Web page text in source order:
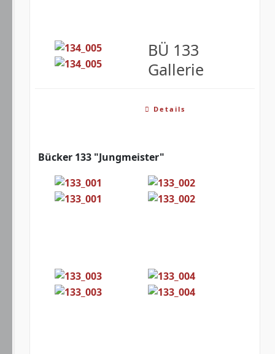
BÜ 133
Gallerie
Details
Bücker 133 "Jungmeister"